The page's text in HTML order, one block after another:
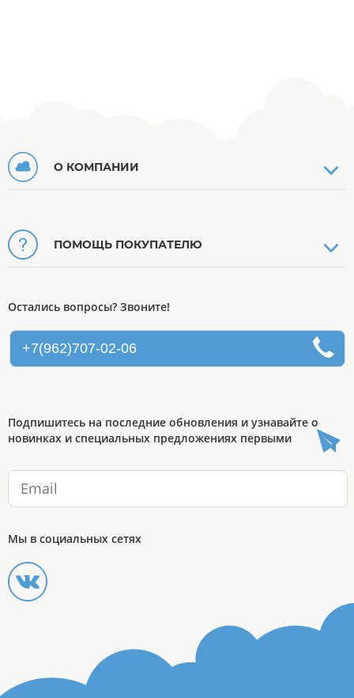
О КОМПАНИИ
ПОМОЩЬ ПОКУПАТЕЛЮ
Остались вопросы? Звоните!
+7(962)707-02-06
Подпишитесь на последние обновления и узнавайте о
новинках и специальных предложениях первыми
Мы в социальных сетях